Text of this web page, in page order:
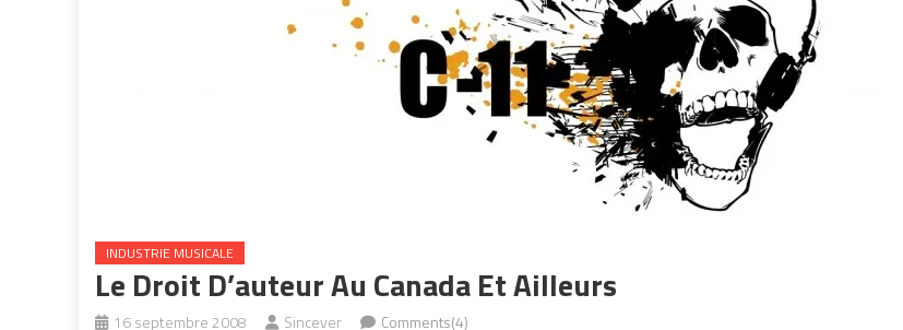
INDUSTRIE MUSICALE
Le Droit D’auteur Au Canada Et Ailleurs
16 septembre 2008 Sincever Comments(4)